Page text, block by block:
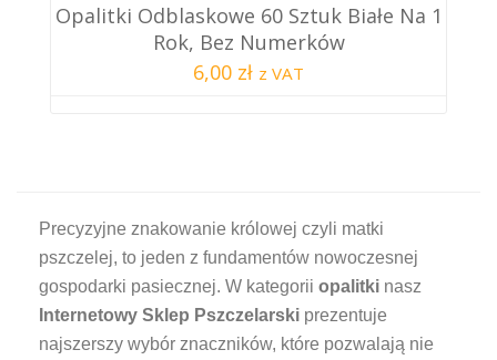
Opalitki Odblaskowe 60 Sztuk Białe Na 1
Rok, Bez Numerków
6,00 zł z VAT
Precyzyjne znakowanie królowej czyli matki
pszczelej, to jeden z fundamentów nowoczesnej
gospodarki pasiecznej. W kategorii opalitki nasz
Internetowy Sklep Pszczelarski prezentuje
najszerszy wybór znaczników, które pozwalają nie